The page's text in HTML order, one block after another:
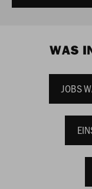
WAS
JOBS